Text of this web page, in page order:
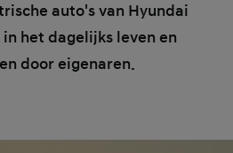
auto's van Hyundai
het dagelijks leven en
door eigenaren.